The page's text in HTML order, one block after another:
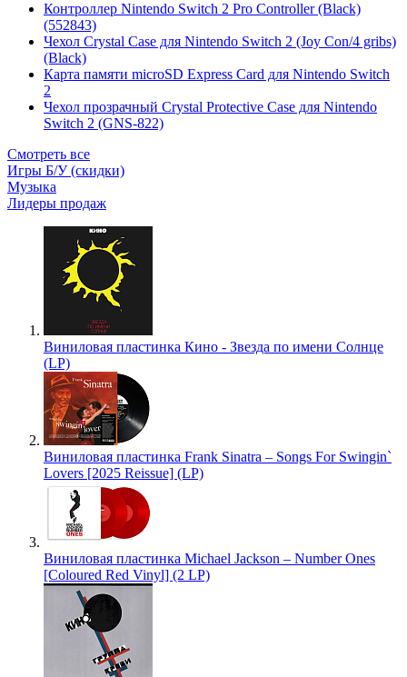
Контроллер Nintendo Switch 2 Pro Controller (Black)
(552843)
Чехол Сrystal Сase для Nintendo Switch 2 (Joy Con/4 gribs)
(Black)
Карта памяти microSD Express Card для Nintendo Switch
2
Чехол прозрачный Crystal Protective Case для Nintendo
Switch 2 (GNS-822)
Смотреть все
Игры Б/У (скидки)
Музыка
Лидеры продаж
Виниловая пластинка Кино - Звезда по имени Солнце
(LP)
Виниловая пластинка Frank Sinatra – Songs For Swingin`
Lovers [2025 Reissue] (LP)
Виниловая пластинка Michael Jackson – Number Ones
[Coloured Red Vinyl] (2 LP)